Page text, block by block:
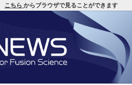
こちら からブラウザで見ることができます